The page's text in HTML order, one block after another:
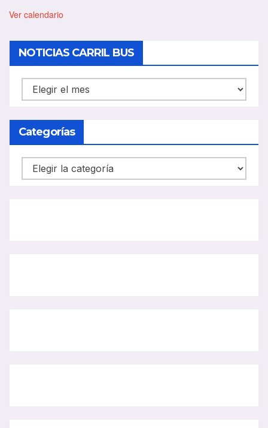
a
d
o
Ver calendario
NOTICIAS CARRIL BUS
NOTICIAS
CARRIL
BUS
Categorías
Categorías